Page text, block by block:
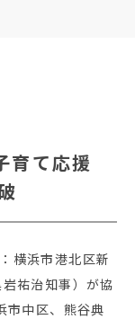
育て応援
横浜市港北区新
祐治知事）が協
市中区、熊谷典